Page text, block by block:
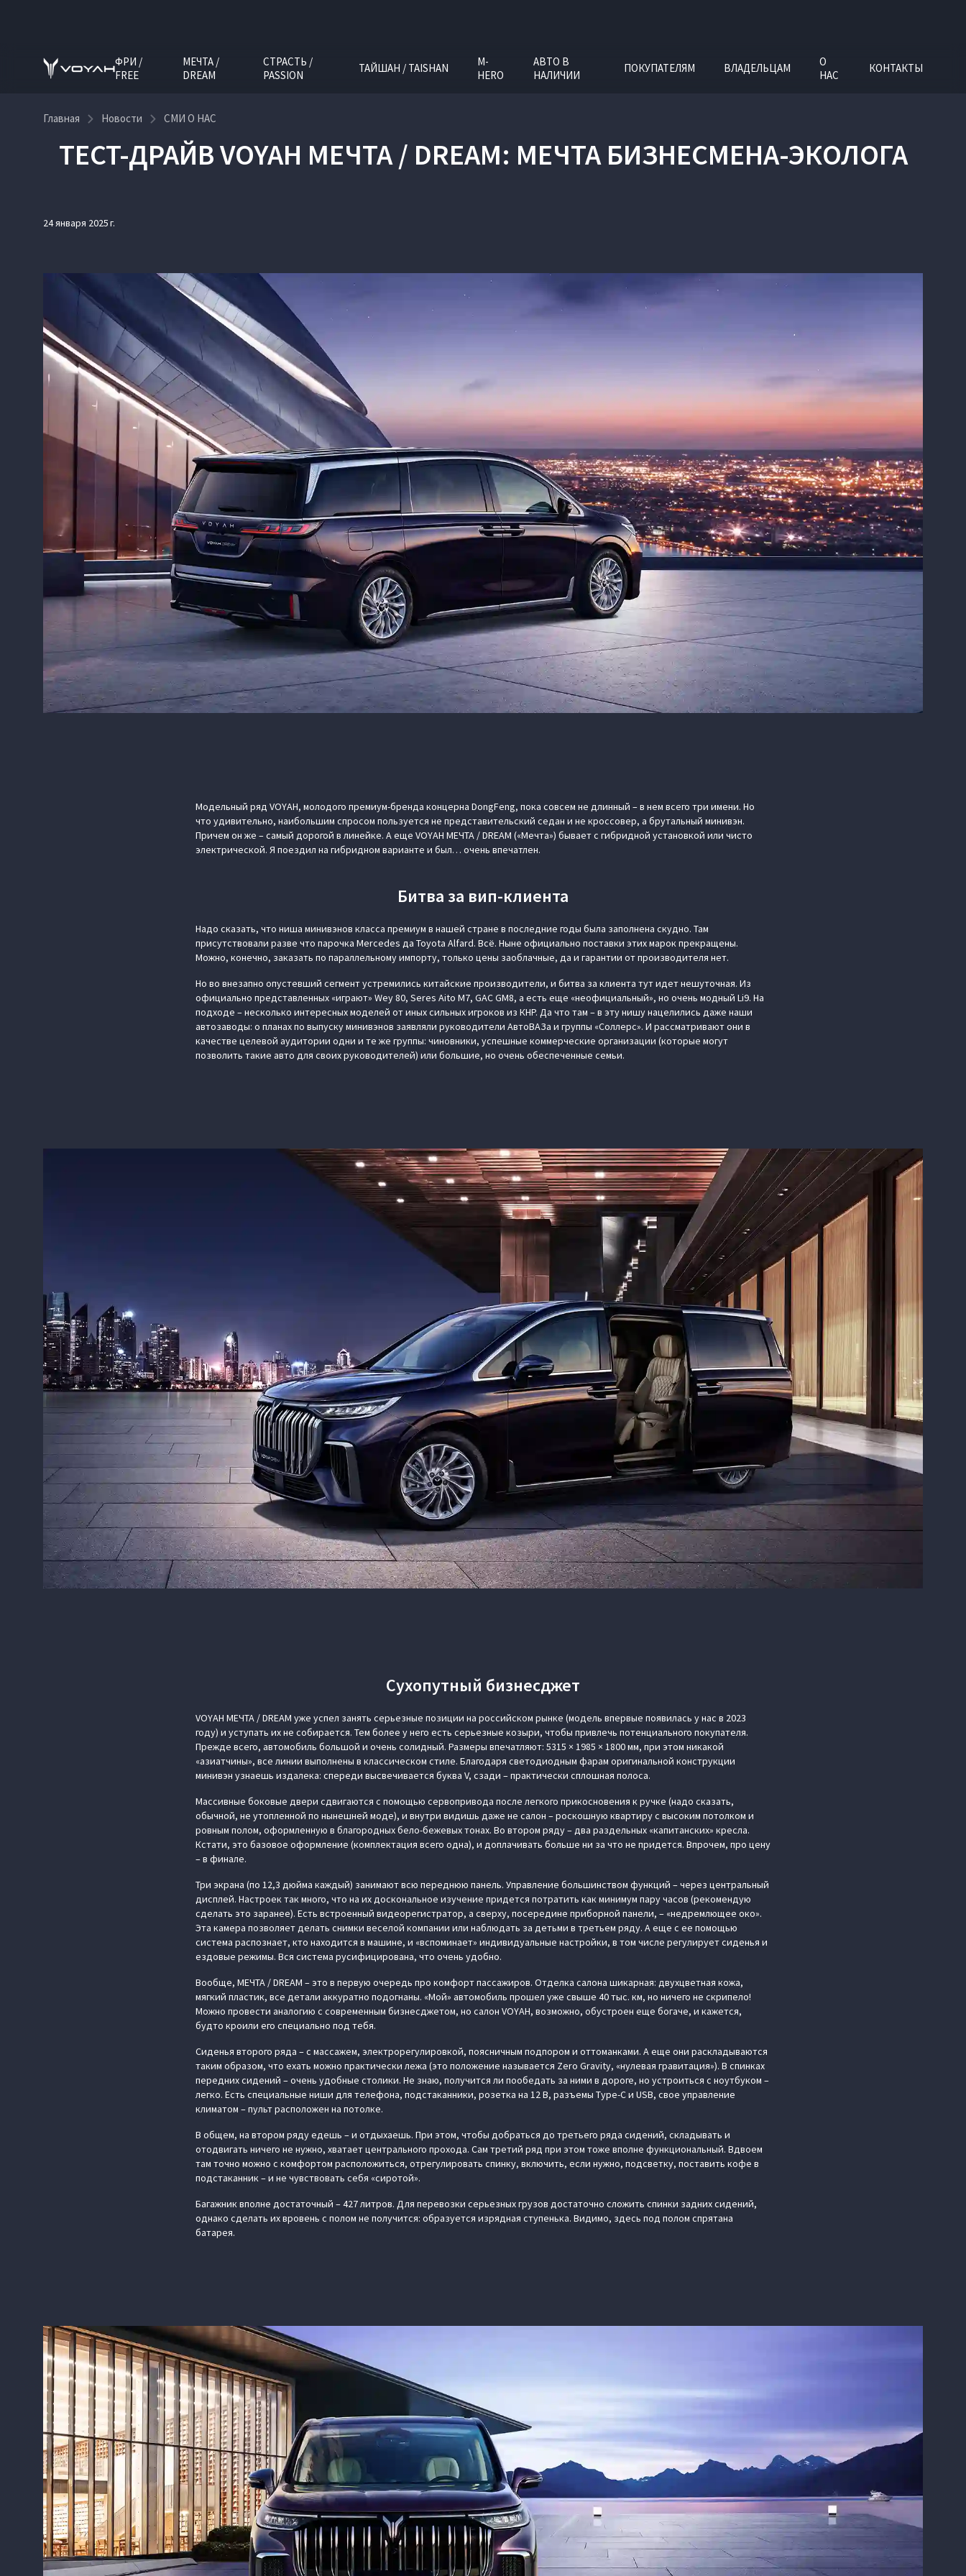
ФРИ /
FREE
МЕЧТА /
DREAM
СТРАСТЬ /
PASSION
ТАЙШАН / TAISHAN
M-
HERO
АВТО В
НАЛИЧИИ
ПОКУПАТЕЛЯМ ВЛАДЕЛЬЦАМ
О
НАС
КОНТАКТЫ
Главная Новости СМИ О НАС
ТЕСТ-ДРАЙВ VOYAH МЕЧТА / DREAM: МЕЧТА БИЗНЕСМЕНА-ЭКОЛОГА
24 января 2025 г.
Модельный ряд VOYAH, молодого премиум-бренда концерна DongFeng, пока совсем не длинный – в нем всего три имени. Но
что удивительно, наибольшим спросом пользуется не представительский седан и не кроссовер, а брутальный минивэн.
Причем он же – самый дорогой в линейке. А еще VOYAH МЕЧТА / DREAM («Мечта») бывает с гибридной установкой или чисто
электрической. Я поездил на гибридном варианте и был… очень впечатлен.
Битва за вип-клиента
Надо сказать, что ниша минивэнов класса премиум в нашей стране в последние годы была заполнена скудно. Там
присутствовали разве что парочка Mercedes да Toyota Alfard. Всё. Ныне официально поставки этих марок прекращены.
Можно, конечно, заказать по параллельному импорту, только цены заоблачные, да и гарантии от производителя нет.
Но во внезапно опустевший сегмент устремились китайские производители, и битва за клиента тут идет нешуточная. Из
официально представленных «играют» Wey 80, Seres Aito M7, GAC GM8, а есть еще «неофициальный», но очень модный Li9. На
подходе – несколько интересных моделей от иных сильных игроков из КНР. Да что там – в эту нишу нацелились даже наши
автозаводы: о планах по выпуску минивэнов заявляли руководители АвтоВАЗа и группы «Соллерс». И рассматривают они в
качестве целевой аудитории одни и те же группы: чиновники, успешные коммерческие организации (которые могут
позволить такие авто для своих руководителей) или большие, но очень обеспеченные семьи.
Сухопутный бизнесджет
VOYAH МЕЧТА / DREAM уже успел занять серьезные позиции на российском рынке (модель впервые появилась у нас в 2023
году) и уступать их не собирается. Тем более у него есть серьезные козыри, чтобы привлечь потенциального покупателя.
Прежде всего, автомобиль большой и очень солидный. Размеры впечатляют: 5315 × 1985 × 1800 мм, при этом никакой
«азиатчины», все линии выполнены в классическом стиле. Благодаря светодиодным фарам оригинальной конструкции
минивэн узнаешь издалека: спереди высвечивается буква V, сзади – практически сплошная полоса.
Массивные боковые двери сдвигаются с помощью сервопривода после легкого прикосновения к ручке (надо сказать,
обычной, не утопленной по нынешней моде), и внутри видишь даже не салон – роскошную квартиру с высоким потолком и
ровным полом, оформленную в благородных бело-бежевых тонах. Во втором ряду – два раздельных «капитанских» кресла.
Кстати, это базовое оформление (комплектация всего одна), и доплачивать больше ни за что не придется. Впрочем, про цену
– в финале.
Три экрана (по 12,3 дюйма каждый) занимают всю переднюю панель. Управление большинством функций – через центральный
дисплей. Настроек так много, что на их доскональное изучение придется потратить как минимум пару часов (рекомендую
сделать это заранее). Есть встроенный видеорегистратор, а сверху, посередине приборной панели, – «недремлющее око».
Эта камера позволяет делать снимки веселой компании или наблюдать за детьми в третьем ряду. А еще с ее помощью
система распознает, кто находится в машине, и «‎вспоминает» индивидуальные настройки, в том числе регулирует сиденья и
ездовые режимы. Вся система русифицирована, что очень удобно.
Вообще, МЕЧТА / DREAM – это в первую очередь про комфорт пассажиров. Отделка салона шикарная: двухцветная кожа,
мягкий пластик, все детали аккуратно подогнаны. «Мой» автомобиль прошел уже свыше 40 тыс. км, но ничего не скрипело!
Можно провести аналогию с современным бизнесджетом, но салон VOYAH, возможно, обустроен еще богаче, и кажется,
будто кроили его специально под тебя.
Сиденья второго ряда – с массажем, электрорегулировкой, поясничным подпором и оттоманками. А еще они раскладываются
таким образом, что ехать можно практически лежа (это положение называется Zero Gravity, «нулевая гравитация»). В спинках
передних сидений – очень удобные столики. Не знаю, получится ли пообедать за ними в дороге, но устроиться с ноутбуком –
легко. Есть специальные ниши для телефона, подстаканники, розетка на 12 В, разъемы Type-C и USB, свое управление
климатом – пульт расположен на потолке.
В общем, на втором ряду едешь – и отдыхаешь. При этом, чтобы добраться до третьего ряда сидений, складывать и
отодвигать ничего не нужно, хватает центрального прохода. Сам третий ряд при этом тоже вполне функциональный. Вдвоем
там точно можно с комфортом расположиться, отрегулировать спинку, включить, если нужно, подсветку, поставить кофе в
подстаканник – и не чувствовать себя «сиротой».
Багажник вполне достаточный – 427 литров. Для перевозки серьезных грузов достаточно сложить спинки задних сидений,
однако сделать их вровень с полом не получится: образуется изрядная ступенька. Видимо, здесь под полом спрятана
батарея.